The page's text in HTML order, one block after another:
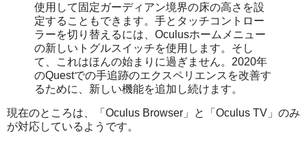
使用して固定ガーディアン境界の床の高さを設
定することもできます。手とタッチコントロー
ラーを切り替えるには、Oculusホームメニュー
の新しいトグルスイッチを使用します。そし
て、これはほんの始まりに過ぎません。2020年
のQuestでの手追跡のエクスペリエンスを改善す
るために、新しい機能を追加し続けます。
現在のところは、「Oculus Browser」と「Oculus TV」のみ
が対応しているようです。